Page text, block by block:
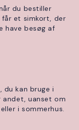
du bestiller
får et simkort, der
have besøg af
kan bruge i
andet, uanset om
i sommerhus.